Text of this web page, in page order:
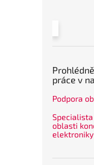
práce v
Podpora
oblasti
elektroniky